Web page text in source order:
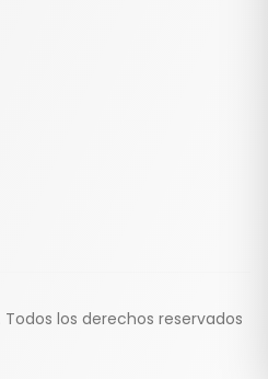
Todos los derechos reservados